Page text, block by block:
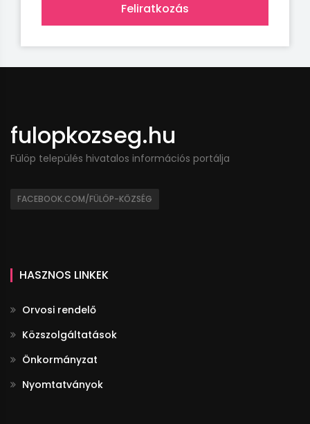
Feliratkozás
fulopkozseg.hu
Fülöp település hivatalos információs portálja
FACEBOOK.COM/FÜLÖP-KÖZSÉG
HASZNOS LINKEK
Orvosi rendelő
Közszolgáltatások
Önkormányzat
Nyomtatványok